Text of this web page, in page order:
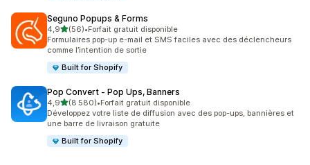
Seguno Popups & Forms
4,9étoile(s) sur 5
(56)
56 avis au total
•Forfait gratuit disponible
Formulaires pop-up e-mail et SMS faciles avec des déclencheurs
comme l’intention de sortie
Built for Shopify
Pop Convert ‑ Pop Ups, Banners
4,9étoile(s) sur 5
(8 580)
8580 avis au total
•Forfait gratuit disponible
Développez votre liste de diffusion avec des pop-ups, bannières et
une barre de livraison gratuite
Built for Shopify